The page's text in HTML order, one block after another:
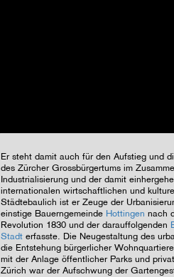
Er steht damit auch für den Aufstieg und
des Zürcher Grossbürgertums im
Industrialisierung und der damit
internationalen wirtschaftlichen und
Städtebaulich ist er Zeuge der
einstige Bauerngemeinde Hottingen nach
Revolution 1830 und der darauffolgenden
Stadt erfasste. Die Neugestaltung des
die Entstehung bürgerlicher
mit der Anlage öffentlicher Parks und
Zürich war der Aufschwung der